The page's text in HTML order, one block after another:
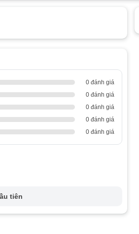
0 đánh giá
0 đánh giá
0 đánh giá
0 đánh giá
0 đánh giá
tiên